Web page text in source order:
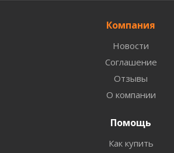
Компания
Новости
Соглашение
Отзывы
О компании
Помощь
Как купить